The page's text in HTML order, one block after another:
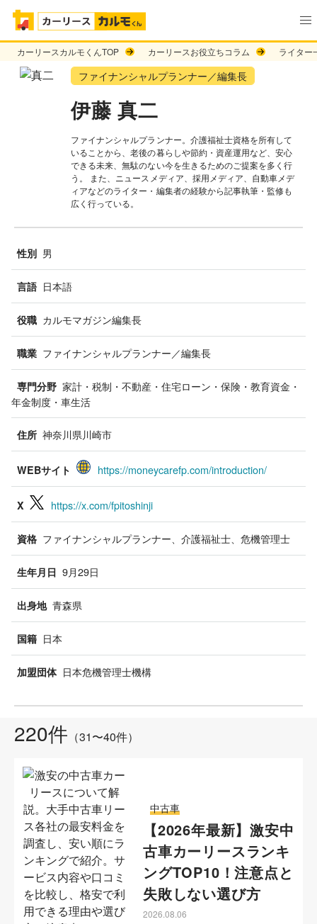
カーリースカルモくんTOP カーリースお役立ちコラム ライター
ファイナンシャルプランナー／編集長
伊藤 真二
ファイナンシャルプランナー。介護福祉士資格を所有して
いることから、老後の暮らしや節約・資産運用など、安心
できる未来、無駄のない今を生きるためのご提案を多く行
う。 また、ニュースメディア、採用メディア、自動車メデ
ィアなどのライター・編集者の経験から記事執筆・監修も
広く行っている。
性別 男
言語 日本語
役職 カルモマガジン編集長
職業 ファイナンシャルプランナー／編集長
専門分野 家計・税制・不動産・住宅ローン・保険・教育資金・
年金制度・車生活
住所 神奈川県川崎市
WEBサイト https://moneycarefp.com/introduction/
X https://x.com/fpitoshinji
資格 ファイナンシャルプランナー、介護福祉士、危機管理士
生年月日 9月29日
出身地 青森県
国籍 日本
加盟団体 日本危機管理士機構
220件 （31〜40件）
中古車
【2026年最新】激安中
古車カーリースランキ
ングTOP10！注意点と
失敗しない選び方
2026.08.06